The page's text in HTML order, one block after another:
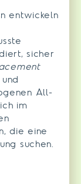
entwickeln
sicher
All-
im
die eine
suchen.